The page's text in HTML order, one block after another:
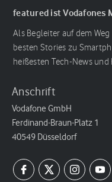
featured ist Vodafones
Als Begleiter auf dem
besten Stories zu
heißesten Tech-News
Anschrift
Vodafone GmbH
Ferdinand-Braun-Platz 1
40549 Düsseldorf